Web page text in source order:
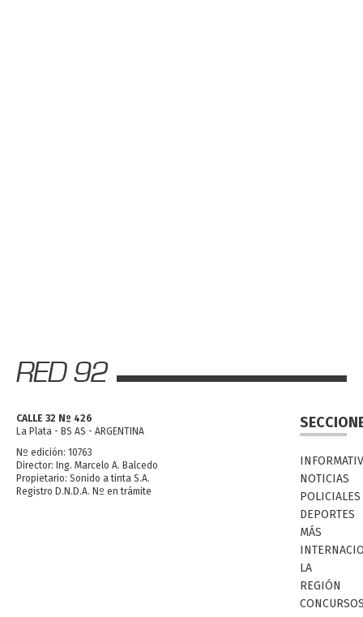
CALLE 32 Nº 426
La Plata - BS AS - ARGENTINA
Nº edición: 10763
Director: Ing. Marcelo A. Balcedo
Propietario: Sonido a tinta S.A.
Registro D.N.D.A. Nº en trámite
NOTICIAS
POLICIALES
DEPORTES
MÁS
LA
REGIÓN